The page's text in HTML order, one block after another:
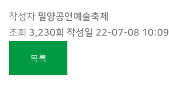
작성자 밀양공연예술축제
조회 3,230회 작성일 22-07-08 10:09
목록